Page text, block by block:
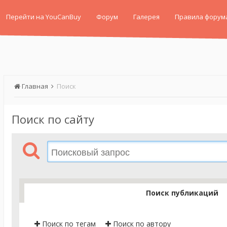
Перейти на YouCanBuy Форум Галерея Правила
Главная Поиск
Поиск по сайту
Поиск публикаций
Поиск по тегам Поиск по автору